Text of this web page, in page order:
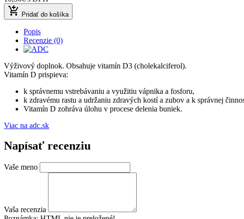
add_shopping_cart Pridať do košíka
Popis
Recenzie (0)
Výživový doplnok. Obsahuje vitamín D3 (cholekalciferol).
Vitamín D prispieva:
k správnemu vstrebávaniu a využitiu vápnika a fosforu,
k zdravému rastu a udržaniu zdravých kostí a zubov a k správnej
Vitamín D zohráva úlohu v procese delenia buniek.
Viac na adc.sk
Napísať recenziu
Vaše meno
Vaša recenzia